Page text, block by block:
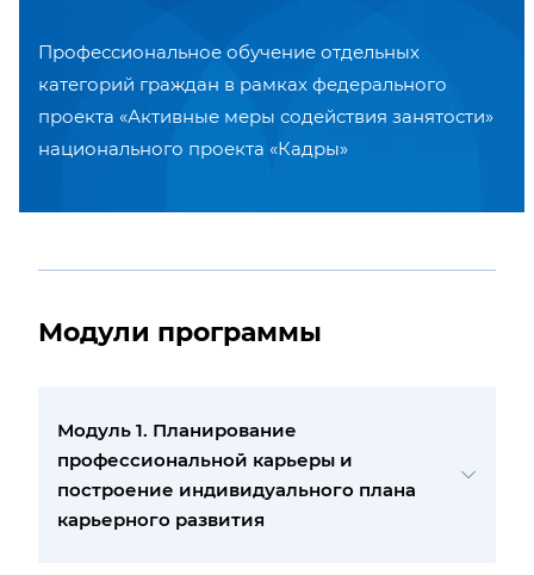
Профессиональное обучение отдельных
категорий граждан в рамках федерального
проекта «Активные меры содействия занятости»
национального проекта «Кадры»
Модули программы
Модуль 1. Планирование
профессиональной карьеры и
построение индивидуального плана
карьерного развития